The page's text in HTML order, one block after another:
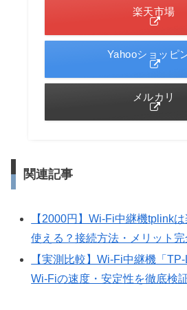
楽天市場
Yahooショッピ
メルカリ
関連記事
【2000円】Wi-Fi中継機tplink
使える？接続方法・メリット完
【実測比較】Wi-Fi中継機「
Wi-Fiの速度・安定性を徹底検証